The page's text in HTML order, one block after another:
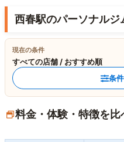
西春駅のパーソナルジ
現在の条件
すべての店舗 / おすすめ順
条
料金・体験・特徴を比